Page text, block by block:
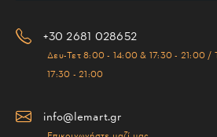
+30 2681 028652
Δευ-Τετ 8:00 - 14:00 & 17:30 - 21:00
17:30 - 21:00
info@lemart.gr